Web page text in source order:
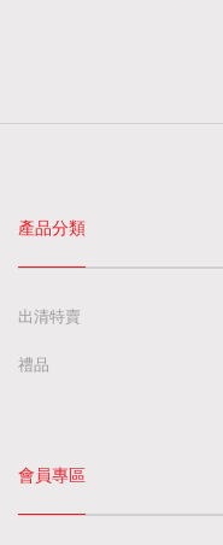
產品分類
出清特賣
禮品
會員專區